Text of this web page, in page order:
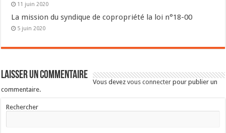
11 juin 2020
La mission du syndique de copropriété la loi n°18-00
5 juin 2020
Laisser un commentaire
Vous devezvous connecter pour publier un
commentaire.
Rechercher